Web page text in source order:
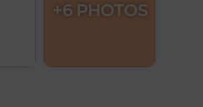
+6 PHOTOS